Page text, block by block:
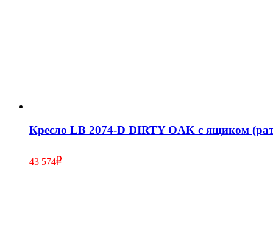
Кресло LB 2074-D DIRTY OAK с ящиком
43 574